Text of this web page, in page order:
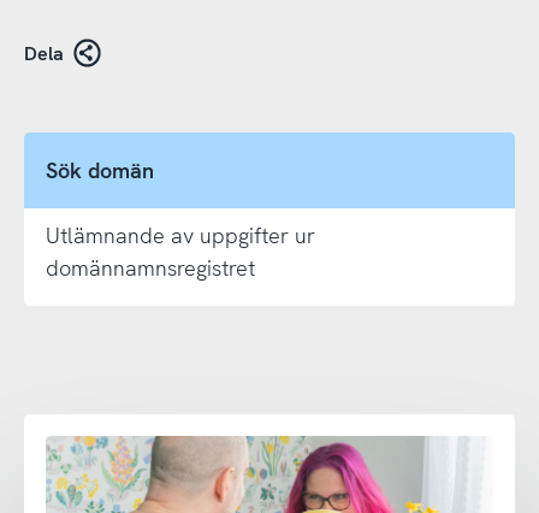
Dela
Sök domän
Utlämnande av uppgifter ur
domännamnsregistret